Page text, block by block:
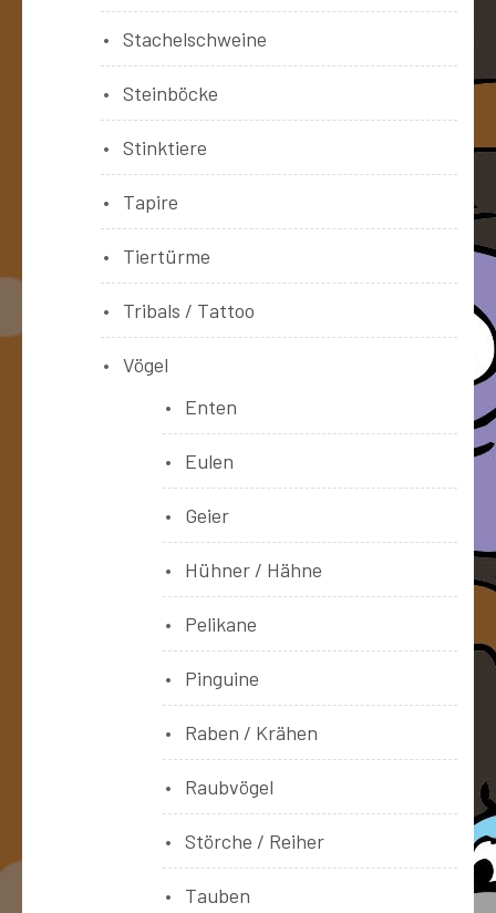
Stachelschweine
Steinböcke
Stinktiere
Tapire
Tiertürme
Tribals / Tattoo
Vögel
Enten
Eulen
Geier
Hühner / Hähne
Pelikane
Pinguine
Raben / Krähen
Raubvögel
Störche / Reiher
Tauben